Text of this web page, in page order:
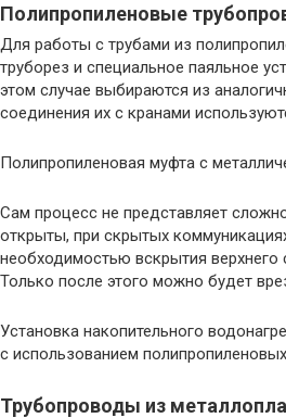
Полипропиленовые
Для работы с трубами из
труборез и специальное паяльное
этом случае выбираются из
соединения их с кранами
Полипропиленовая муфта с
Сам процесс не представляет
открыты, при скрытых
необходимостью вскрытия верхнего
Только после этого можно будет
Установка накопительного
с использованием
Трубопроводы из